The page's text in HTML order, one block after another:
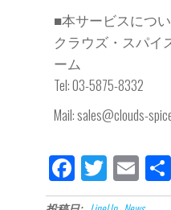
■本サービスにつ
クラウズ・スパイ
ーム
Tel: 03-5875-8332
Mail: sales@clouds-
Fa
ce
Tw
itt
E
m